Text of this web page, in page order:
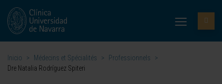
Inicio > Médecins et Spécialités > Professionnels
>
Dre Natalia Rodríguez Spiteri